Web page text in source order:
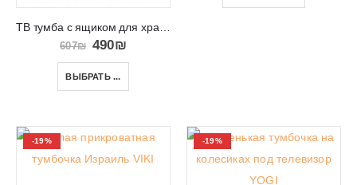
607₪ 490₪
ВЫБРАТЬ ...
-19% -19%